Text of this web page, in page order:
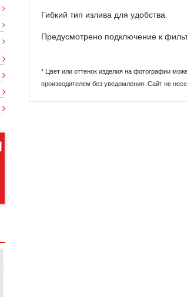
Гибкий тип излива для удобства.
Предусмотрено подключение к
* Цвет или оттенок изделия на фотографии
производителем без уведомления. Сайт не